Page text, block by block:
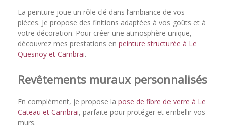
La peinture joue un rôle clé dans l’ambiance de vos
pièces. Je propose des finitions adaptées à vos goûts et à
votre décoration. Pour créer une atmosphère unique,
découvrez mes prestations en peinture structurée à Le
Quesnoy et Cambrai.
Revêtements muraux personnalisés
En complément, je propose la pose de fibre de verre à Le
Cateau et Cambrai, parfaite pour protéger et embellir vos
murs.